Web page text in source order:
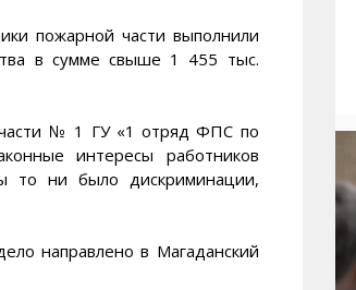
пожарной части выполнили
в сумме свыше 1 455 тыс.
части № 1 ГУ «1 отряд ФПС по
интересы работников
то ни было дискриминации,
направлено в Магаданский